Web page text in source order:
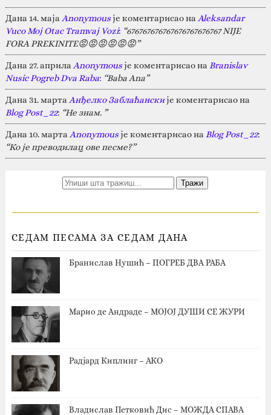
Дана 14. маја Anonymousје коментарисао на Aleksandar
Vuco Moj Otac Tramvaj Vozi: “676767676767676767676767 NIJE
FORA PREKINITE😡😡😡😡😡😡”
Дана 27. априла Anonymousје коментарисао на Branislav
Nusic Pogreb Dva Raba: “Baba Ana”
Дана 31. марта Анђелко Заблаћанскије коментарисао на
Blog Post_22: “Не знам. ”
Дана 10. марта Anonymousје коментарисао на Blog Post_22:
“Ко је преводилац ове песме?”
СЕДАМ ПЕСАМА ЗА СЕДАМ ДАНА
Бранислав Нушић – ПОГРЕБ ДВА РАБА
Марио де Андраде – МОЈОЈ ДУШИ СЕ ЖУРИ
Радјард Киплинг – АКО
Владислав Петковић Дис – МОЖДА СПАВА